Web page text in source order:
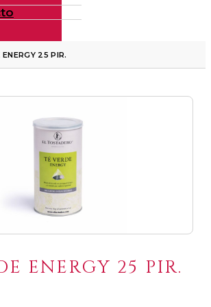
25 PIR.
ENERGY 25 PIR.